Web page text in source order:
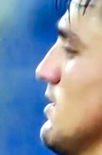
Cagliari, doppio
rinforzo in arrivo: visite
mediche per Maldini e
Kevin Carlos
08/08/2026
Tutti gli aggiornamenti
di venerdì 7 agosto
07/08/2026